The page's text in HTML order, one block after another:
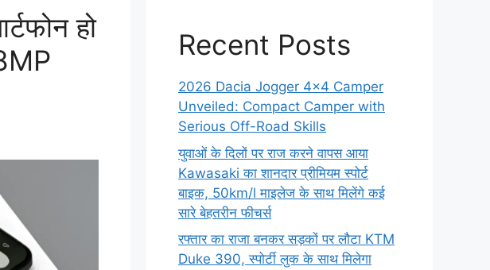
हो
Recent Posts
2026 Dacia Jogger 4×4 Camper
Unveiled: Compact Camper with
Serious Off-Road Skills
युवाओं के दिलों पर राज करने वापस आया
Kawasaki का शानदार प्रीमियम स्पोर्ट
बाइक, 50km/l माइलेज के साथ मिलेंगे कई
सारे बेहतरीन फीचर्स
रफ्तार का राजा बनकर सड़कों पर लौटा KTM
Duke 390, स्पोर्टी लुक के साथ मिलेगा